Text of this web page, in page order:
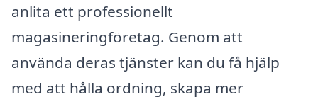
anlita ett professionellt
magasineringföretag. Genom att
använda deras tjänster kan du få hjälp
med att hålla ordning, skapa mer